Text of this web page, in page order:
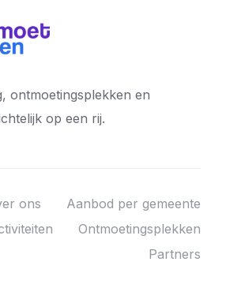
ontmoetingsplekken en
op een rij.
ons
Aanbod per gemeente
Ontmoetingsplekken
Partners